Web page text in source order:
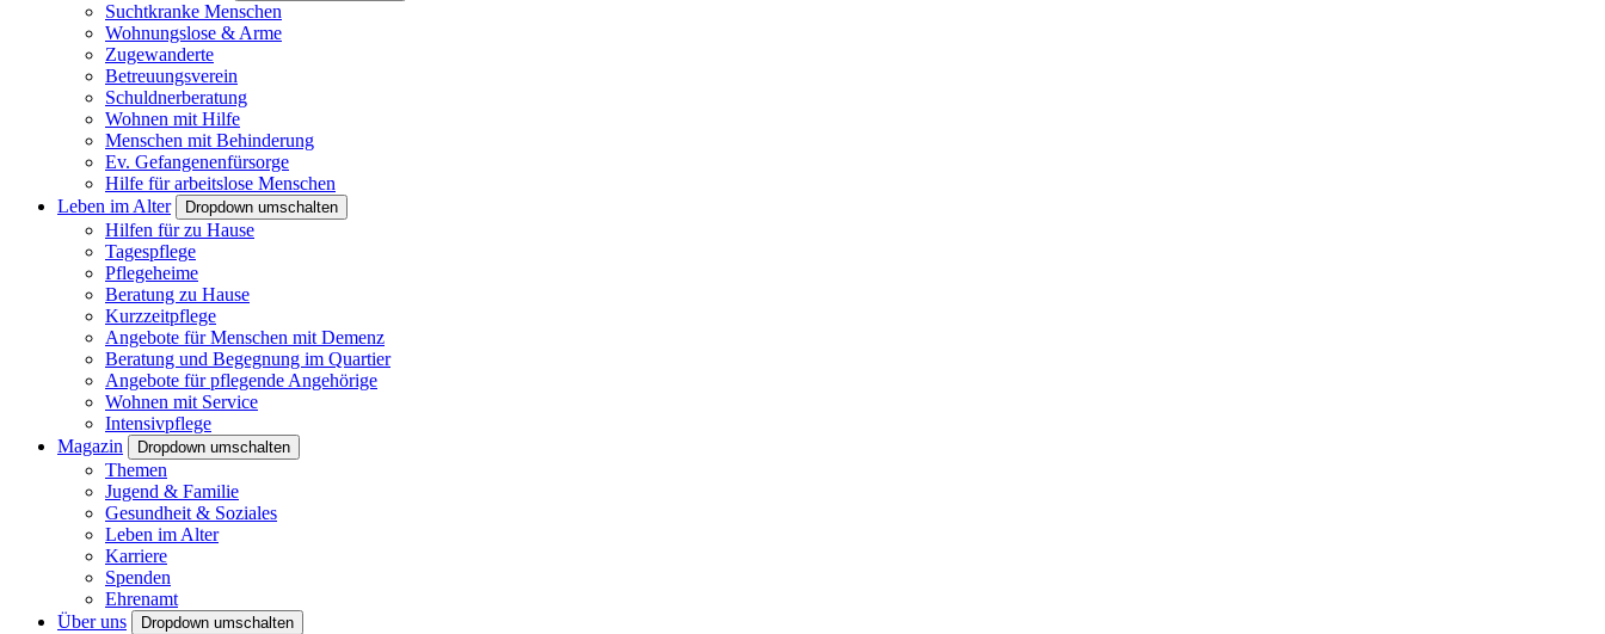
Suchtkranke Menschen
Wohnungslose & Arme
Zugewanderte
Betreuungsverein
Schuldnerberatung
Wohnen mit Hilfe
Menschen mit Behinderung
Ev. Gefangenenfürsorge
Hilfe für arbeitslose Menschen
Leben im Alter
Dropdown umschalten
Hilfen für zu Hause
Tagespflege
Pflegeheime
Beratung zu Hause
Kurzzeitpflege
Angebote für Menschen mit Demenz
Beratung und Begegnung im Quartier
Angebote für pflegende Angehörige
Wohnen mit Service
Intensivpflege
Magazin
Dropdown umschalten
Themen
Jugend & Familie
Gesundheit & Soziales
Leben im Alter
Karriere
Spenden
Ehrenamt
Über uns
Dropdown umschalten